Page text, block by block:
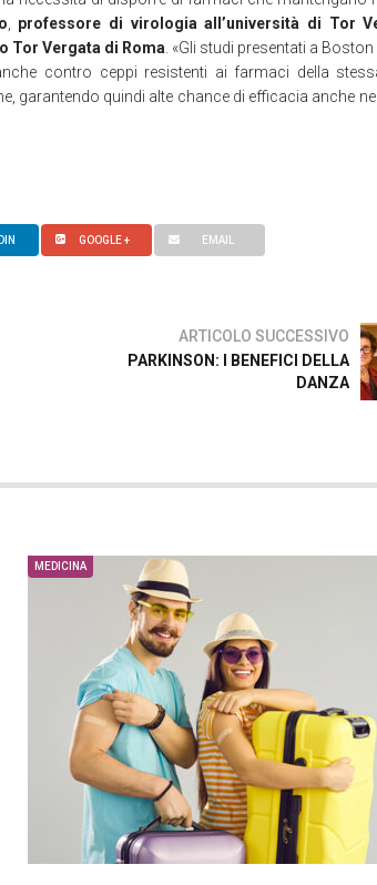
professore di virologia all’università di Tor
Tor Vergata di Roma . «Gli studi presentati a
contro ceppi resistenti ai farmaci della
garantendo quindi alte chance di efficacia anche
GOOGLE + EMAIL
ARTICOLO SUCCESSIVO
PARKINSON: I BENEFICI DELLA
DANZA
MEDICINA